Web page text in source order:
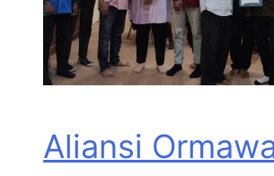
Aliansi